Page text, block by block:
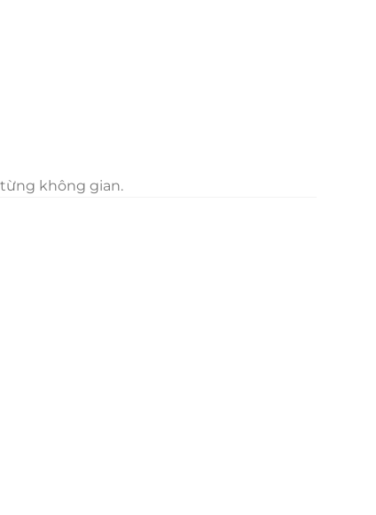
không gian.